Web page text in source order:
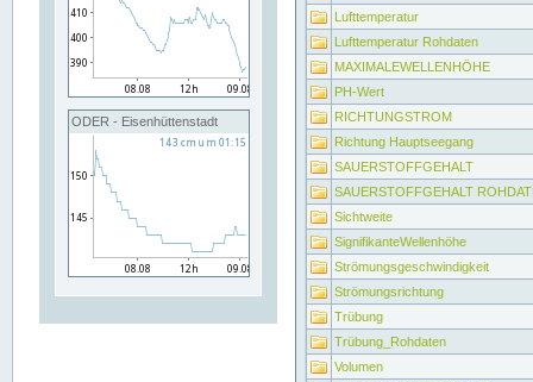
ODER - Eisenhüttenstadt
Lufttemperatur
Lufttemperatur Rohdaten
MAXIMALEWELLENHÖHE
PH-Wert
RICHTUNGSTROM
Richtung Hauptseegang
SAUERSTOFFGEHALT
SAUERSTOFFGEHALT
Sichtweite
SignifikanteWellenhöhe
Strömungsgeschwindigkeit
Strömungsrichtung
Trübung
Trübung_Rohdaten
Volumen